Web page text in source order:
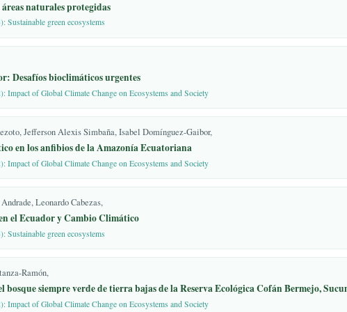
climático desde la
en Ecosistemas
J. El cambio
Fondo de Cultura
M.I.B.T.-R.M. in
Europe. In; Elsevier,
based assessment of
for spiders. Glob.
Burgueño, J.; Sharma,
R.; Brabbs, T.;
of wheat
prebreeding for
(2024): Environmental sustainability - changing world
Guaraca, María José López Pino, Edwin Guanga Casco,
marinos
Mora-Silva,
y áreas naturales protegidas
(2023): Sustainable green ecosystems
Desafíos bioclimáticos urgentes
(2022): Impact of Global Climate Change on Ecosystems and Society
Verdezoto, Jefferson Alexis Simbaña, Isabel Domínguez-Gaibor,
Climático en los anfibios de la Amazonía Ecuatoriana